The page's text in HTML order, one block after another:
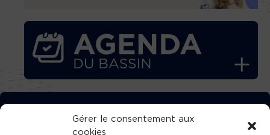
Gérer le consentement aux
cookies
TÉLÉCHARGEZ GRATUITEMENT